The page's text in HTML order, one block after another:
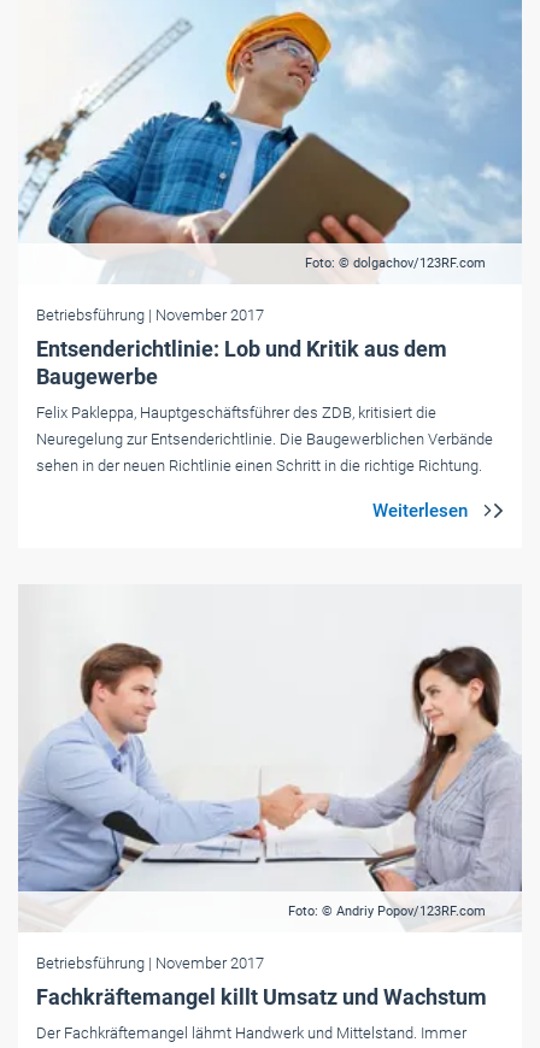
Foto: © dolgachov/123RF.com
Betriebsführung | November 2017
Entsenderichtlinie: Lob und Kritik aus dem
Baugewerbe
Felix Pakleppa, Hauptgeschäftsführer des ZDB, kritisiert die
Neuregelung zur Entsenderichtlinie. Die Baugewerblichen Verbände
sehen in der neuen Richtlinie einen Schritt in die richtige Richtung.
Foto: © Andriy Popov/123RF.com
Betriebsführung | November 2017
Fachkräftemangel killt Umsatz und Wachstum
Der Fachkräftemangel lähmt Handwerk und Mittelstand. Immer